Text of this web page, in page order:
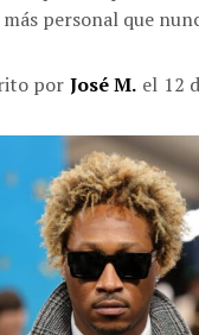
más personal que
por José M. el 12